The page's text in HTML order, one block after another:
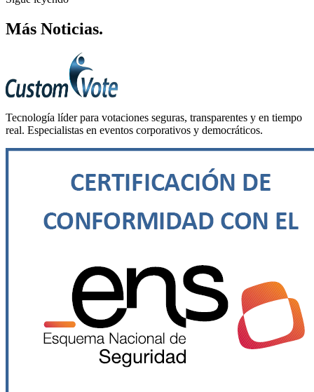
Más Noticias.
Tecnología líder para votaciones seguras, transparentes y en tiempo
real. Especialistas en eventos corporativos y democráticos.